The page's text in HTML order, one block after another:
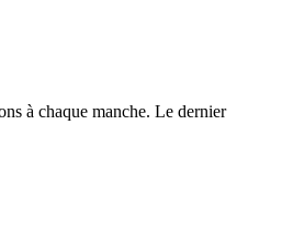
à chaque manche. Le dernier